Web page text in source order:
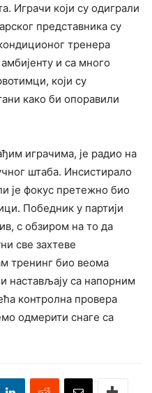
Играчи који су одиграли
представника су
тренера
и са много
који су
како би опоравили
играчима, је радио на
штаба. Инсистирало
је фокус претежно био
Победник у партији
с обзиром на то да
све захтеве
тренинг био веома
настављају са напорним
контролна провера
одмерити снаге са